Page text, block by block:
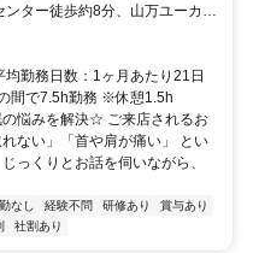
ター徒歩約8分、山万ユーカリ
が丘線 井野（千葉県）徒歩約
勤務日数：1ヶ月あたり21日
間で7.5h勤務 ※休憩1.5h
悩みを解決☆ ご来店されるお
ない」「首や肩が痛い」 とい
っくりとお話を伺いながら、
なし 経験不問 研修あり
賞与あり
社割あり